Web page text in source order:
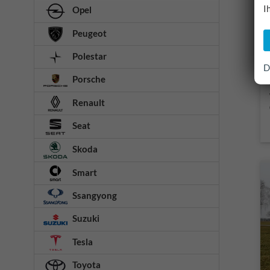
Opel
Peugeot
Polestar
Porsche
Renault
Seat
Skoda
Smart
Ssangyong
Suzuki
Tesla
Toyota